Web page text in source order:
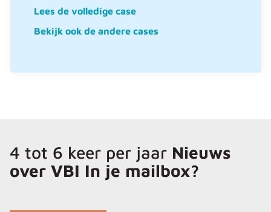
Lees de volledige case
Bekijk ook de andere cases
4 tot 6 keer per jaar Nieuws
over VBI In je mailbox?